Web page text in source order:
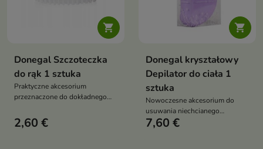

Donegal Szczoteczka
do rąk 1 sztuka
Praktyczne akcesorium
przeznaczone do dokładnego
2,60 €

Donegal kryształowy
Depilator do ciała 1
sztuka
Nowoczesne akcesorium do
usuwania niechcianego
owłosienia, które wykorzystuje
7,60 €